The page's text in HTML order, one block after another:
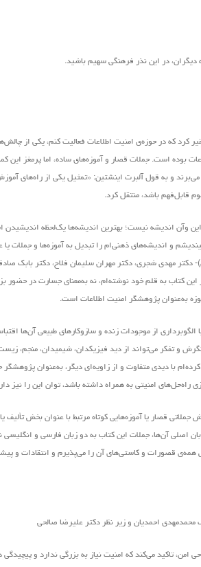
دیگران، در این نذر فرهنگی سهیم باشید.
کرد که در حوزه‌ی امنیت اطلاعات فعالیت کنم، یکی از
بوده است. جملات قصار و آموزه‌های ساده، اما پرمغز این
می‌برند و به قول آلبرت اینشتین: «تمثیل یکی از راه‌های
قابل‌فهم باشد، منتقل کرد.
‌وآن اندیشه نیست؛ بهترین اندیشه‌ها یک‌لحظه
و اندیشه‌های ذهنی‌ام را تبدیل به آموزه‌ها و جملات
دکتر مهدی شجری، دکتر مهران سلیمان فلاح، دکتر بابک
کتاب به قلم خود نوشته‌ام، نه به‌معنای جسارت در حضور
به‌عنوان پژوهشگر امنیت اطلاعات است.
الگوبرداری از موجودات زنده و سازوکارهای طبیعی آن‌ها
نگرش و تفکر می‌تواند از دید فیزیکدان، شیمیدان،
با دیدی متفاوت و از زاویه‌ای دیگر، به‌عنوان
راه‌حل‌های امنیتی به همراه داشته باشد، توان این را نیز
قصار یا آموزه‌هایی کوتاه مرتبط با عنوان بخش تألیف یا
اصلی آن‌ها، جملات این کتاب به دو زبان فارسی و
قصورات و کاستی‌های آن را می‌پذیرم و انتقادات و
تاکید می‌کند که امنیت نیاز به بزرگی ندارد و